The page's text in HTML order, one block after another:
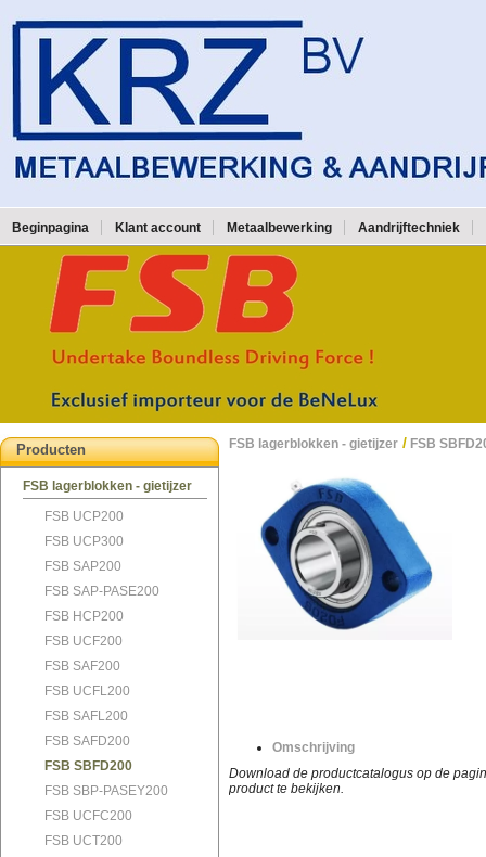
Beginpagina Klant account Metaalbewerking Aandrijftechniek
Producten
FSB lagerblokken - gietijzer
FSB UCP200
FSB UCP300
FSB SAP200
FSB SAP-PASE200
FSB HCP200
FSB UCF200
FSB SAF200
FSB UCFL200
FSB SAFL200
FSB SAFD200
FSB SBFD200
FSB SBP-PASEY200
FSB UCFC200
FSB UCT200
FSB lagerblokken - gietijzer / FSB
Omschrijving
Download de productcatalogus op de
product te bekijken.